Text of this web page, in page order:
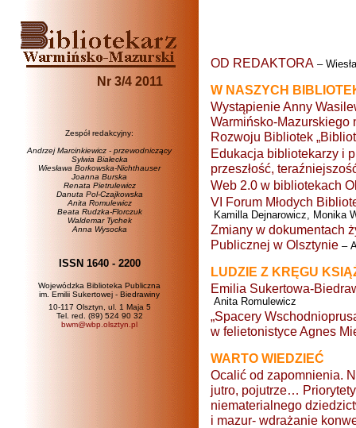
Nr 3/4 2011
Zespół redakcyjny:
Andrzej Marcinkiewicz - przewodniczący
Sylwia Białecka
Wiesława Borkowska-Nichthauser
Joanna Burska
Renata Pietrulewicz
Danuta Pol-Czajkowska
Anita Romulewicz
Beata Rudzka-Florczuk
Waldemar Tychek
Anna Wysocka
ISSN 1640 - 2200
Wojewódzka Biblioteka Publiczna
im. Emilii Sukertowej - Biedrawiny
10-117 Olsztyn, ul. 1 Maja 5
Tel. red. (89) 524 90 32
bwm@wbp.olsztyn.pl
OD REDAKTORA –
W NASZYCH
Wystąpienie Anny
Warmińsko-
Rozwoju Bibliotek
Edukacja bibliotekarzy i
przeszłość,
Web 2.0 w bibliotekach
VI Forum Młodych
Kamilla Dejnarowicz, Monika
Zmiany w dokumentach
Publicznej w Olsztynie –
LUDZIE Z KRĘGU
Emilia Sukertowa-
Anita Romulewicz
„Spacery
w felietonistyce Agnes
WARTO WIEDZIEĆ
Ocalić od zapomnienia.
jutro, pojutrze…
niematerialnego
i mazur- wdrażanie